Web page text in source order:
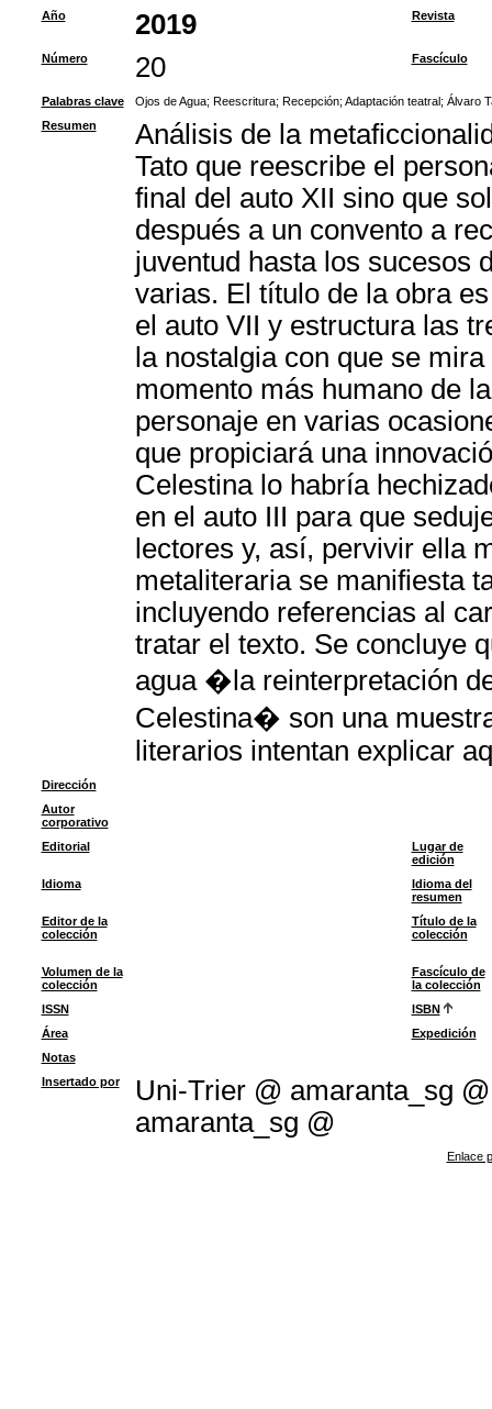
Año 2019 Revista
Número 20 Fascículo
Palabras clave Ojos de Agua; Reescritura; Recepción; Adaptación teatral; Álvaro
Resumen
Análisis de la
Tato que reescribe el
final del auto XII sino que
después a un convento a
juventud hasta los sucesos
varias. El título de la obra
el auto VII y estructura las
la nostalgia con que se
momento más humano de
personaje en varias
que propiciará una
Celestina lo habría
en el auto III para que
lectores y, así, pervivir ella
metaliteraria se manifiesta
incluyendo referencias al
tratar el texto. Se concluye
agua �la reinterpretación
Celestina� son una
literarios intentan explicar
Dirección
Autor
corporativo
Editorial
Lugar de
edición
Idioma
Idioma del
resumen
Editor de la
colección
Título de la
colección
Volumen de la
colección
Fascículo de
la colección
ISSN
ISBN
Área
Expedición
Notas
Insertado por
Uni-Trier @ amaranta_sg
amaranta_sg @
Enlace